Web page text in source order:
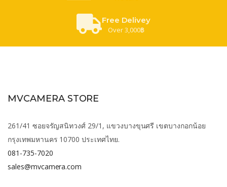
Free Delivey
Over 3,000฿
MVCAMERA STORE
261/41 ซอยจรัญสนิทวงศ์ 29/1, แขวงบางขุนศรี เขตบางกอกน้อย
กรุงเทพมหานคร 10700 ประเทศไทย.
081-735-7020
sales@mvcamera.com